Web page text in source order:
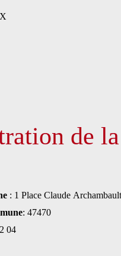
de
: 1 Place Claude
: 47470
04